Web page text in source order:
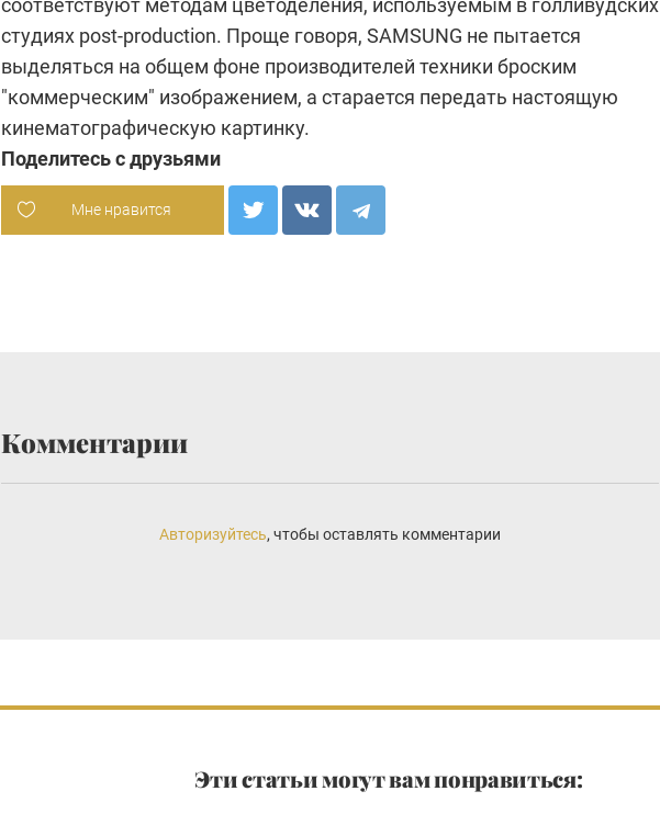
соответствуют методам цветоделения, используемым в голливудских
студиях post-production. Проще говоря, SAMSUNG не пытается
выделяться на общем фоне производителей техники броским
"коммерческим" изображением, а старается передать настоящую
кинематографическую картинку.
Поделитесь с друзьями
Мне нравится
Комментарии
Авторизуйтесь, чтобы оставлять комментарии
Эти статьи могут вам понравиться: